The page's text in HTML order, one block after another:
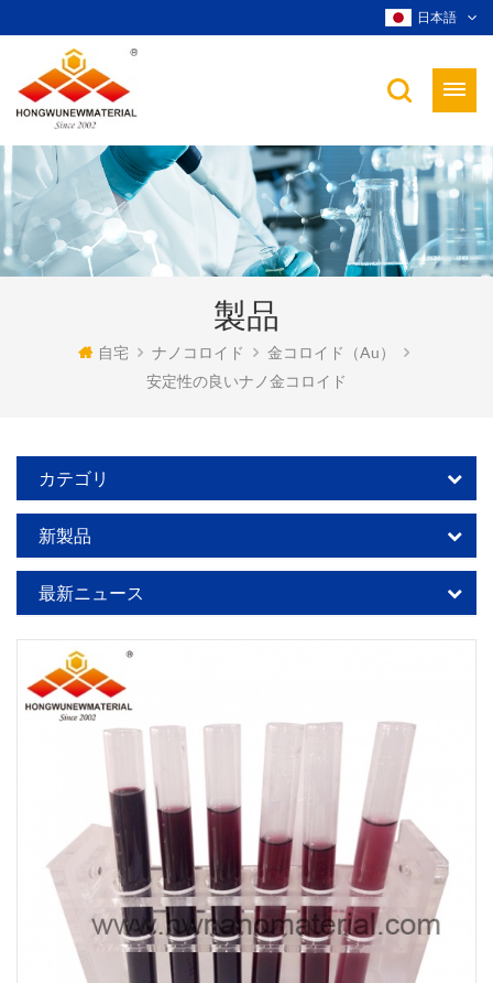
日本語
製品
自宅 ナノコロイド
金コロイド（au）
安定性の良いナノ金コロイド
カテゴリ
新製品
最新ニュース